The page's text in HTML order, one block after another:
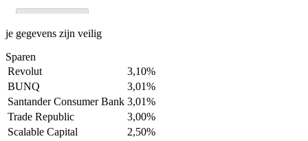
je gegevens zijn veilig
Sparen
Revolut
3,10%
BUNQ
3,01%
Santander Consumer Bank 3,01%
Trade Republic
3,00%
Scalable Capital
2,50%